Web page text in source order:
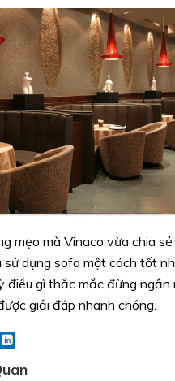
mẹo mà Vinaco vừa chia sẻ
sử dụng sofa một cách tốt
điều gì thắc mắc đừng ngần
giải đáp nhanh chóng.